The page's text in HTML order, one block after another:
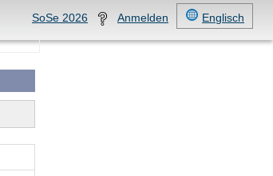
Englisch
Anmelden
SoSe 2026